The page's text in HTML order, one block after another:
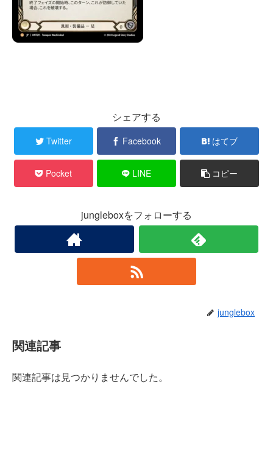
シェアする
Twitter Facebook はてブ
Pocket LINE コピー
jungleboxをフォローする
junglebox
関連記事
関連記事は見つかりませんでした。